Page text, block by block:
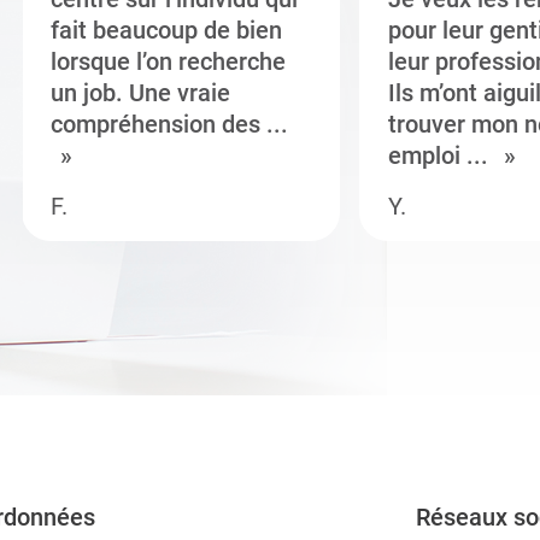
fait beaucoup de bien
lorsque l’on recherche
un job. Une vraie
compréhension des ...
F.
pour leur
leur
Ils m’ont
trouver mon
emploi ...
Y.
Réseaux